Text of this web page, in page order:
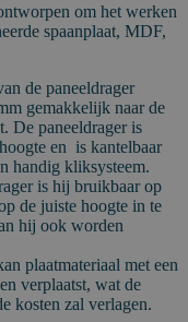
om het werken
spaanplaat, MDF,
de paneeldrager
gemakkelijk naar de
De paneeldrager is
en is kantelbaar
handig kliksysteem.
is hij bruikbaar op
de juiste hoogte in te
hij ook worden
plaatmateriaal met een
verplaatst, wat de
kosten zal verlagen.